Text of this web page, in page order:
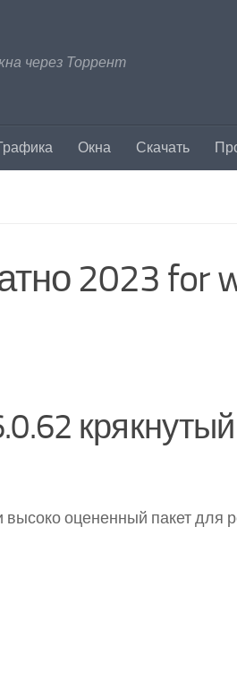
через Торрент
Окна Скачать
2023 for
оцененный пакет для